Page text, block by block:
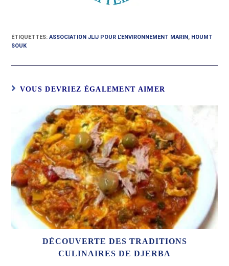
ÉTIQUETTES:ASSOCIATION JLIJ POUR L’ENVIRONNEMENT MARIN, HOUMT
SOUK
VOUS DEVRIEZ ÉGALEMENT AIMER
DÉCOUVERTE DES TRADITIONS
CULINAIRES DE DJERBA